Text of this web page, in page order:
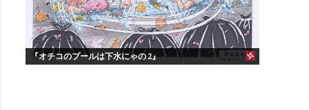
『オチコのプールは下水にゃの 2』